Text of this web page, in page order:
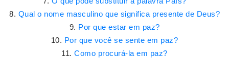
Qual o nome masculino que significa presente de Deus?
Por que estar em paz?
Por que você se sente em paz?
Como procurá-la em paz?